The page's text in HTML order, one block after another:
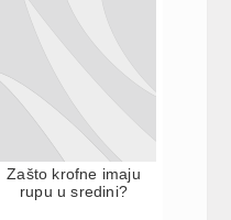
Zašto krofne imaju
rupu u sredini?